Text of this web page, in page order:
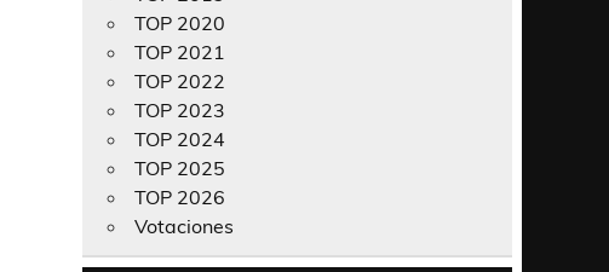
TOP 2020
TOP 2021
TOP 2022
TOP 2023
TOP 2024
TOP 2025
TOP 2026
Votaciones